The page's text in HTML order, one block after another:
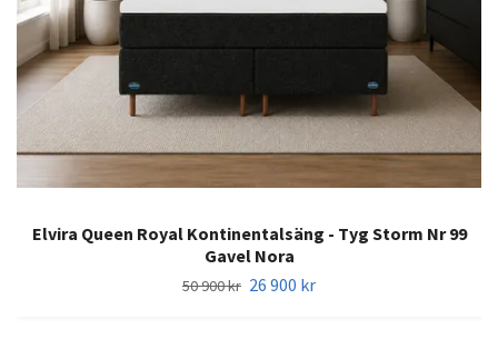
Elvira Queen Royal Kontinentalsäng - Tyg Storm Nr 99
Gavel Nora
50 900 kr 26 900 kr